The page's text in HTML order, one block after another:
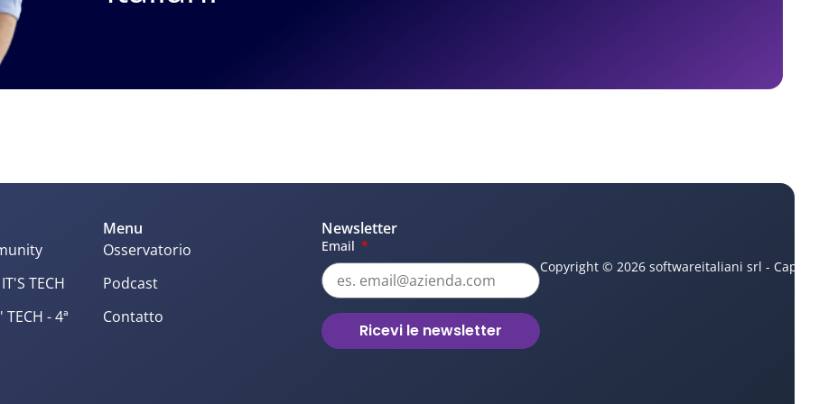
ma hai anche COACH che ti aiutano ad avere
mese
e continuare con la propria visione.
sarebbe un posto migliore se tutti avessero li
TECH
- 4ª
Menu
Osservatorio
Podcast
Contatto
Newsletter
Email
Ricevi le newsletter
Copyright © 2026 softwareitaliani srl -